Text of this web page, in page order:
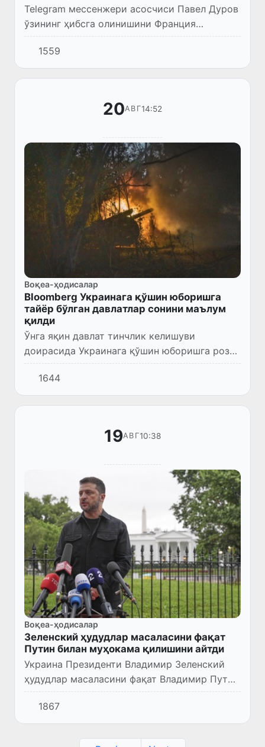
Telegram мессенжери асосчиси Павел Дуров
ўзининг ҳибсга олинишини Франция
полициясининг хатоси деб атади. Бу ҳақда
тадбиркор ўзининг Telegram-каналида ёзди.
1559
20АВГ14:52
Воқеа-ҳодисалар
Bloomberg Украинага қўшин юборишга
тайёр бўлган давлатлар сонини маълум
қилди
Ўнга яқин давлат тинчлик келишуви
доирасида Украинага қўшин юборишга рози,
деб ёзди Bloomberg.
1644
19АВГ10:38
Воқеа-ҳодисалар
Зеленский ҳудудлар масаласини фақат
Путин билан муҳокама қилишини айтди
Украина Президенти Владимир Зеленский
ҳудудлар масаласини фақат Владимир Путин
билан муҳокама қилишини айтди. Бу ҳақда у
Вашингтондаги саммитдан кейин маълум
қилди. Унинг сўзларида...
1867